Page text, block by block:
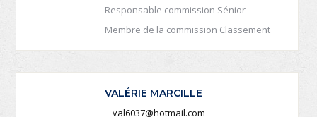
Responsable commission Sénior
Membre de la commission Classement
VALÉRIE MARCILLE
val6037@hotmail.com